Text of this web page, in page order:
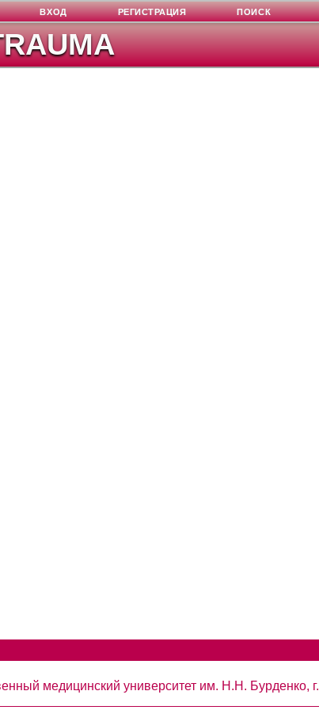
ВХОД РЕГИСТРАЦИЯ ПОИСК
медицинский университет им. Н.Н. Бурденко, г.